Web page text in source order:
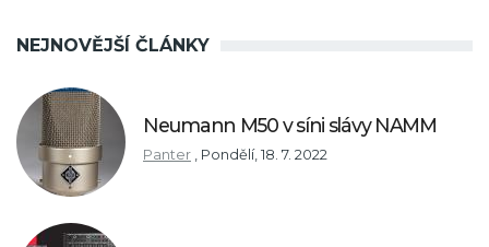
NEJNOVĚJŠÍ ČLÁNKY
Neumann M50 v síni slávy NAMM
Panter Pondělí, 18. 7. 2022